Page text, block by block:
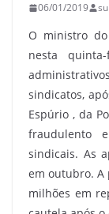
06/01/2019
O ministro
nesta
sindicatos,
Espúrio , da
fraudulento
sindicais. As
em outubro. A
milhões em